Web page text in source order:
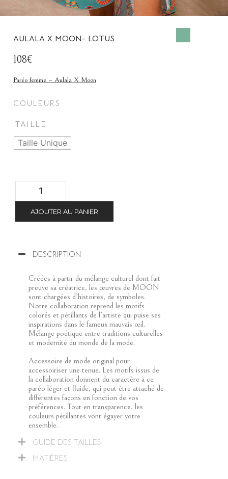
AULALA X MOON- LOTUS
108€
Paréo femme – Aulala X Moon
COULEURS
TAILLE
Taille Unique
AJOUTER AU PANIER
DESCRIPTION
Créées à partir du mélange culturel dont fait
preuve sa créatrice, les œuvres de MOON
sont chargées d’histoires, de symboles.
Notre collaboration reprend les motifs
colorés et pétillants de l’artiste qui puise ses
inspirations dans le fameux mauvais œil.
Mélange poétique entre traditions culturelles
et modernité du monde de la mode.
Accessoire de mode original pour
accessoiriser une tenue. Les motifs issus de
la collaboration donnent du caractère à ce
paréo léger et fluide, qui peut être attaché de
différentes façons en fonction de vos
préférences. Tout en transparence, les
couleurs pétillantes vont égayer votre
ensemble.
GUIDE DES TAILLES
MATIÈRES